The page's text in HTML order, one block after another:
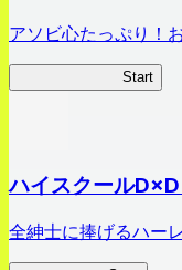
アソビ心たっぷり！
Start
ハイスクール
全紳士に捧げるハー